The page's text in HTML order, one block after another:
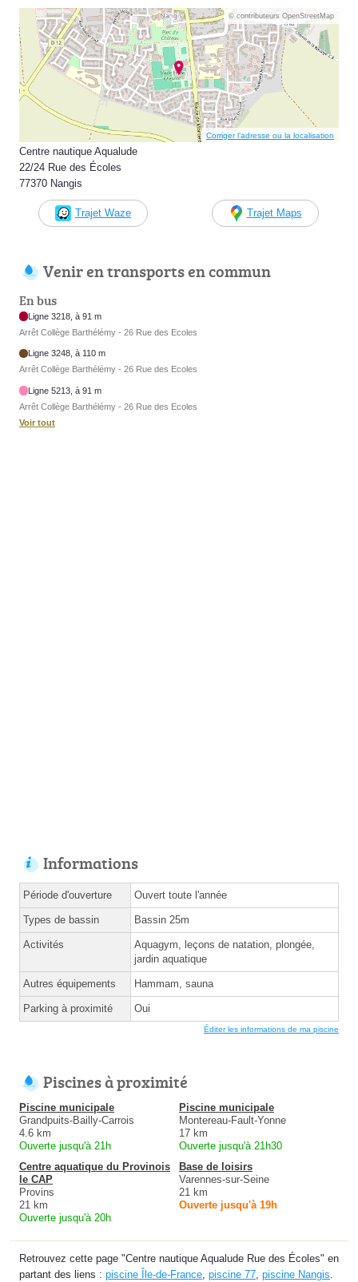
© contributeurs OpenStreetMap
Corriger l’adresse ou la localisation
Centre nautique Aqualude
22/24 Rue des Écoles
77370 Nangis
Trajet Waze Trajet Maps
Venir en transports en commun
En bus
Ligne 3218, à 91 m
Arrêt Collège Barthélémy - 26 Rue des Ecoles
Ligne 3248, à 110 m
Arrêt Collège Barthélémy - 26 Rue des Ecoles
Ligne 5213, à 91 m
Arrêt Collège Barthélémy - 26 Rue des Ecoles
Voir tout
Informations
Période d'ouverture Ouvert toute l'année
Types de bassin Bassin 25m
Activités
Aquagym, leçons de natation, plongée,
jardin aquatique
Autres équipements Hammam, sauna
Parking à proximité Oui
Éditer les informations de ma piscine
Piscines à proximité
Piscine municipale
Grandpuits-Bailly-Carrois
4.6 km
Ouverte jusqu'à 21h
Piscine municipale
Montereau-Fault-Yonne
17 km
Ouverte jusqu'à 21h30
Centre aquatique du Provinois
le CAP
Provins
21 km
Ouverte jusqu'à 20h
Base de loisirs
Varennes-sur-Seine
21 km
Ouverte jusqu'à 19h
Retrouvez cette page "Centre nautique Aqualude Rue des Écoles" en
partant des liens : piscine Île-de-France piscine 77 piscine Nangis